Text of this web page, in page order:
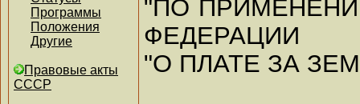
Программы
Положения
Другие
Правовые акты
СССР
"ПО
ФЕДЕРАЦИИ
"О ПЛАТЕ ЗА